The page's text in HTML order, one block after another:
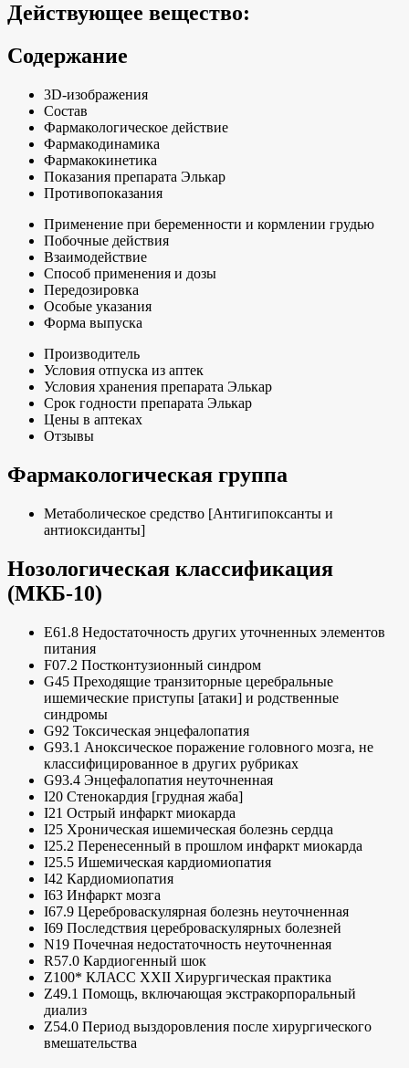
Действующее вещество:
Содержание
3D-изображения
Состав
Фармакологическое действие
Фармакодинамика
Фармакокинетика
Показания препарата Элькар
Противопоказания
Применение при беременности и кормлении грудью
Побочные действия
Взаимодействие
Способ применения и дозы
Передозировка
Особые указания
Форма выпуска
Производитель
Условия отпуска из аптек
Условия хранения препарата Элькар
Срок годности препарата Элькар
Цены в аптеках
Отзывы
Фармакологическая группа
Метаболическое средство [Антигипоксанты и
антиоксиданты]
Нозологическая классификация
(МКБ-10)
E61.8 Недостаточность других уточненных элементов
питания
F07.2 Постконтузионный синдром
G45 Преходящие транзиторные церебральные
ишемические приступы [атаки] и родственные
синдромы
G92 Токсическая энцефалопатия
G93.1 Аноксическое поражение головного мозга, не
классифицированное в других рубриках
G93.4 Энцефалопатия неуточненная
I20 Стенокардия [грудная жаба]
I21 Острый инфаркт миокарда
I25 Хроническая ишемическая болезнь сердца
I25.2 Перенесенный в прошлом инфаркт миокарда
I25.5 Ишемическая кардиомиопатия
I42 Кардиомиопатия
I63 Инфаркт мозга
I67.9 Цереброваскулярная болезнь неуточненная
I69 Последствия цереброваскулярных болезней
N19 Почечная недостаточность неуточненная
R57.0 Кардиогенный шок
Z100* КЛАСС XXII Хирургическая практика
Z49.1 Помощь, включающая экстракорпоральный
диализ
Z54.0 Период выздоровления после хирургического
вмешательства